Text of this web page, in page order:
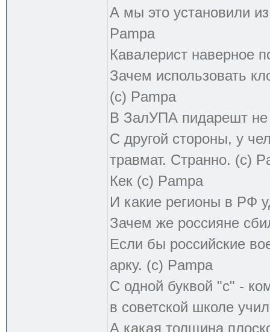
А мы это установили
Pampa
Кавалерист наверное
Зачем использовать
(с) Pampa
В ЗалУПА пидарешт не
С другой стороны, у
травмат. Странно. (с)
Кек (с) Pampa
И какие регионы в РФ
Зачем же россияне
Если бы российские
арку. (с) Pampa
С одной буквой "с" -
в советской школе
А какая толщина